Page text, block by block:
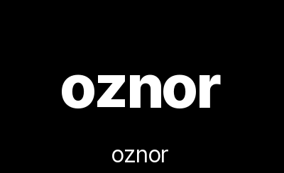
oznor
oznor
A
v